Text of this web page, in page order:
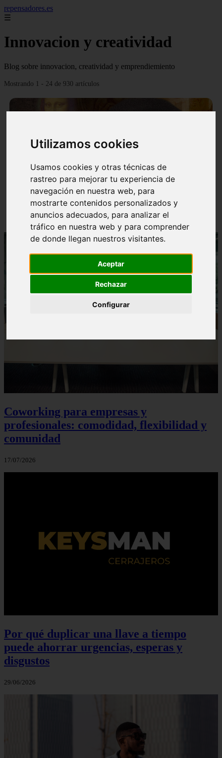
Utilizamos cookies
Usamos cookies y otras técnicas de
rastreo para mejorar tu experiencia de
navegación en nuestra web, para
mostrarte contenidos personalizados y
anuncios adecuados, para analizar el
tráfico en nuestra web y para comprender
de donde llegan nuestros visitantes.
Aceptar
Rechazar
Configurar
repensadores.es
☰
Innovacion y creatividad
Blog sobre innovacion, creatividad y emprendiemiento
Mostrando 1 - 24 de 930 artículos
La tecnica de creatividad Da Vinci
Coworking para empresas y
profesionales: comodidad, flexibilidad y
comunidad
17/07/2026
Por qué duplicar una llave a tiempo
puede ahorrar urgencias, esperas y
disgustos
29/06/2026